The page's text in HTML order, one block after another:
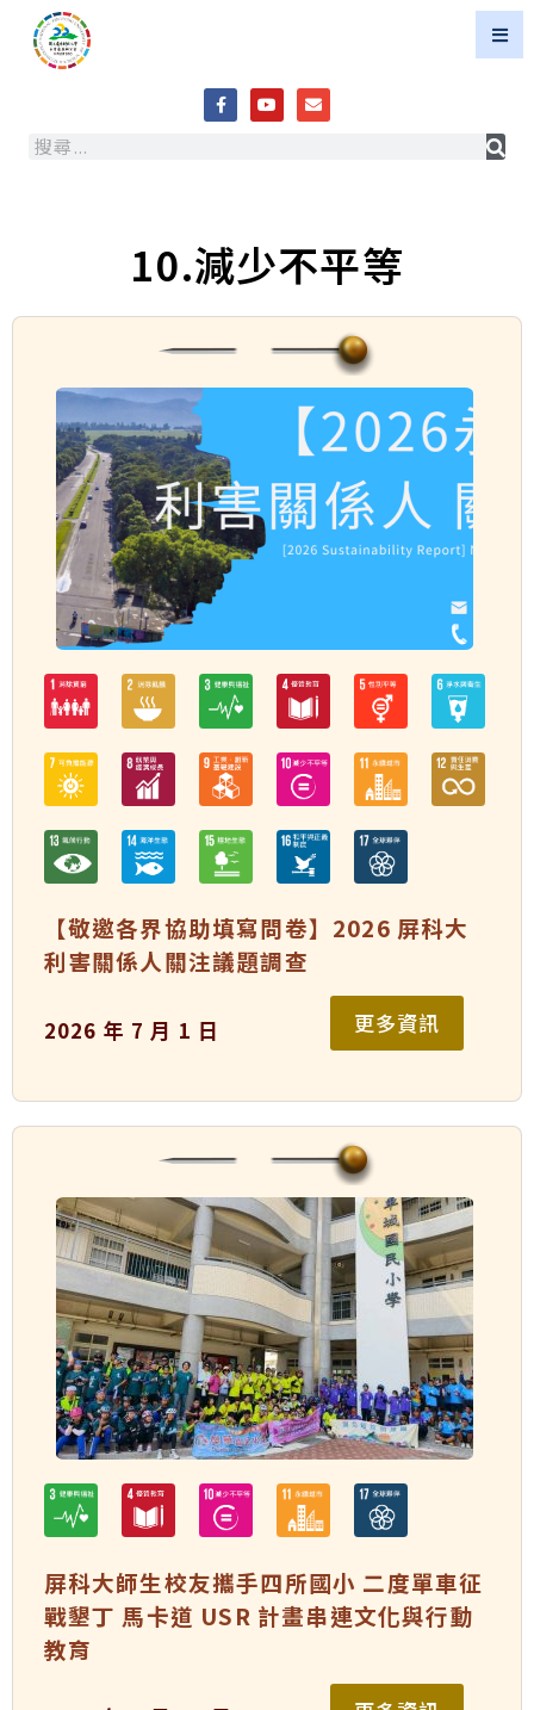
10.減少不平等
【敬邀各界協助填寫問卷】2026 屏科大
利害關係人關注議題調查
2026 年 7 月 1 日 更多資訊
屏科大師生校友攜手四所國小 二度單車征
戰墾丁 馬卡道 USR 計畫串連文化與行動
教育